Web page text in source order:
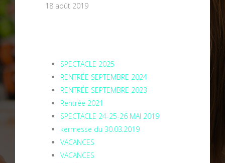
18 août 2019
SPECTACLE 2025
RENTRÉE SEPTEMBRE 2024
RENTRÉE SEPTEMBRE 2023
Rentrée 2021
SPECTACLE 24-25-26 MAI 2019
kermesse du 30.03.2019
VACANCES
VACANCES